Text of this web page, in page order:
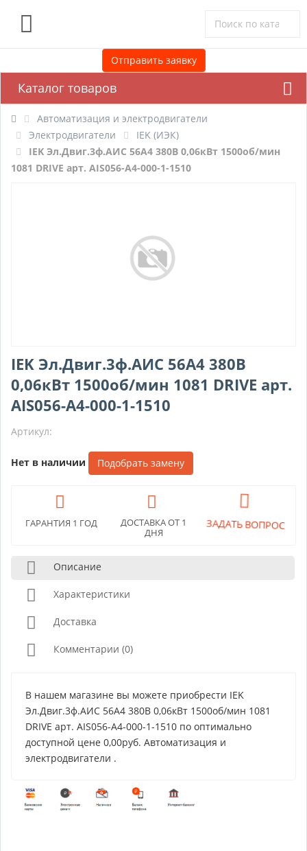
Отправить заявку
Каталог товаров
Автоматизация и электродвигатели
Электродвигатели
IEK (ИЭК)
IEK Эл.Двиг.3ф.АИС 56А4 380В 0,06кВт 1500об/мин
1081 DRIVE арт. AIS056-A4-000-1-1510
IEK Эл.Двиг.3ф.АИС 56А4 380В
0,06кВт 1500об/мин 1081 DRIVE арт.
AIS056-A4-000-1-1510
Артикул:
Нет в наличии Подобрать замену
ГАРАНТИЯ 1 ГОД
ДОСТАВКА ОТ 1
ДНЯ
ЗАДАТЬ ВОПРОС
Описание
Характеристики
Доставка
Комментарии (0)
В нашем магазине вы можете приобрести IEK
Эл.Двиг.3ф.АИС 56А4 380В 0,06кВт 1500об/мин 1081
DRIVE арт. AIS056-A4-000-1-1510 по оптимально
доступной цене 0,00руб. Автоматизация и
электродвигатели .